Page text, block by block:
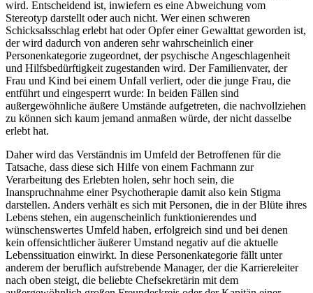
wird. Entscheidend ist, inwiefern es eine Abweichung vom
Stereotyp darstellt oder auch nicht. Wer einen schweren
Schicksalsschlag erlebt hat oder Opfer einer Gewalttat geworden ist,
der wird dadurch von anderen sehr wahrscheinlich einer
Personenkategorie zugeordnet, der psychische Angeschlagenheit
und Hilfsbedürftigkeit zugestanden wird. Der Familienvater, der
Frau und Kind bei einem Unfall verliert, oder die junge Frau, die
entführt und eingesperrt wurde: In beiden Fällen sind
außergewöhnliche äußere Umstände aufgetreten, die nachvollziehen
zu können sich kaum jemand anmaßen würde, der nicht dasselbe
erlebt hat.
Daher wird das Verständnis im Umfeld der Betroffenen für die
Tatsache, dass diese sich Hilfe von einem Fachmann zur
Verarbeitung des Erlebten holen, sehr hoch sein, die
Inanspruchnahme einer Psychotherapie damit also kein Stigma
darstellen. Anders verhält es sich mit Personen, die in der Blüte ihres
Lebens stehen, ein augenscheinlich funktionierendes und
wünschenswertes Umfeld haben, erfolgreich sind und bei denen
kein offensichtlicher äußerer Umstand negativ auf die aktuelle
Lebenssituation einwirkt. In diese Personenkategorie fällt unter
anderem der beruflich aufstrebende Manager, der die Karriereleiter
nach oben steigt, die beliebte Chefsekretärin mit dem